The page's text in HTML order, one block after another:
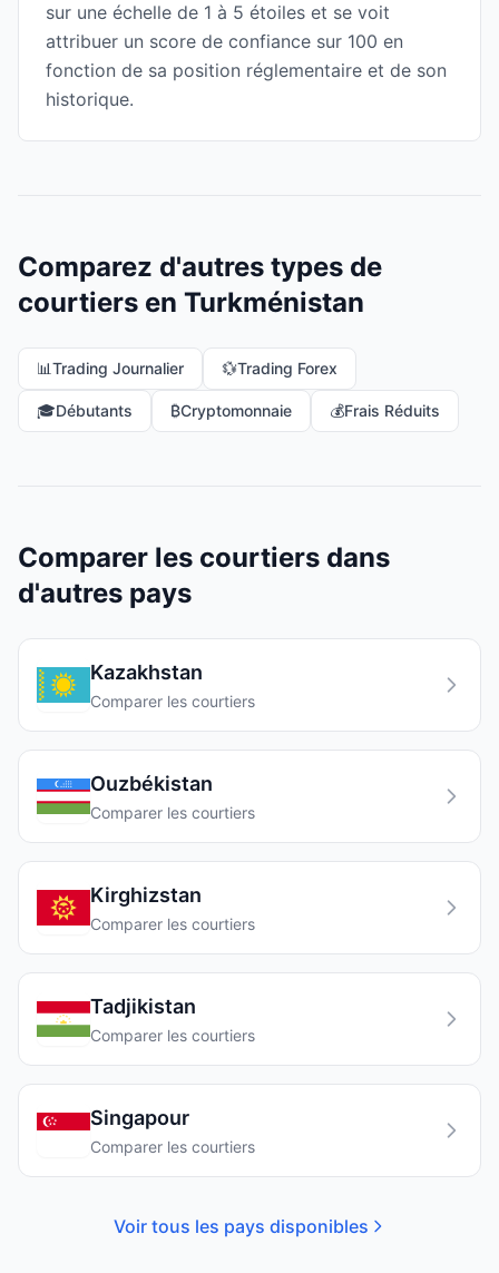
sur une échelle de 1 à 5 étoiles et se voit
attribuer un score de confiance sur 100 en
fonction de sa position réglementaire et de son
historique.
Comparez d'autres types de
courtiers en Turkménistan
📊Trading Journalier 💱Trading Forex
🎓Débutants ₿Cryptomonnaie 💰Frais Réduits
Comparer les courtiers dans
d'autres pays
Kazakhstan
Comparer les courtiers
Ouzbékistan
Comparer les courtiers
Kirghizstan
Comparer les courtiers
Tadjikistan
Comparer les courtiers
Singapour
Comparer les courtiers
Voir tous les pays disponibles